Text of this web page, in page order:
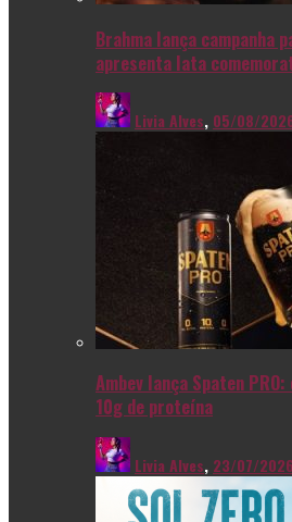
Brahma lança campanha
apresenta lata
Livia Alves, 05/08/
Ambev lança Spaten
10g de proteína
Livia Alves, 23/07/2026